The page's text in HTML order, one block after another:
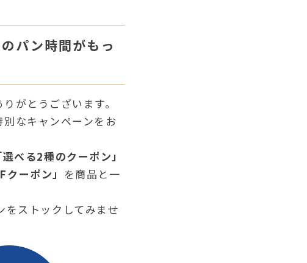
パン時間がもっ
がとうございます。
なキャンペーンをお
選べる2種のクーポン」
クーポン」 を商品と一
をストックしてみませ